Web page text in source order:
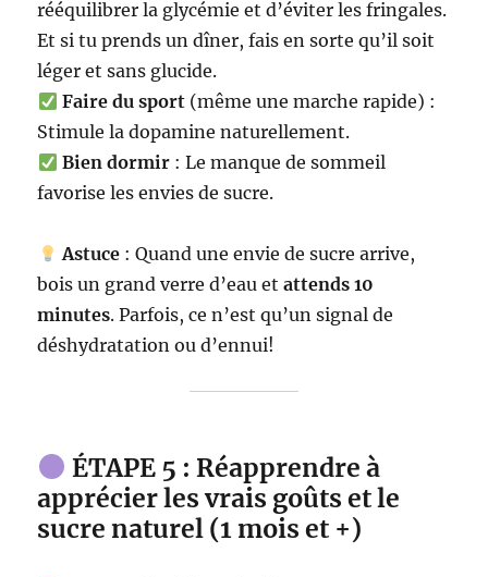
rééquilibrer la glycémie et d’éviter les fringales.
Et si tu prends un dîner, fais en sorte qu’il soit
léger et sans glucide.
Faire du sport(même une marche rapide) :
Stimule la dopamine naturellement.
Bien dormir: Le manque de sommeil
favorise les envies de sucre.
Astuce: Quand une envie de sucre arrive,
bois un grand verre d’eau etattends 10
minutes. Parfois, ce n’est qu’un signal de
déshydratation ou d’ennui!
ÉTAPE 5 : Réapprendre à
apprécier les vrais goûts et le
sucre naturel (1 mois et +)